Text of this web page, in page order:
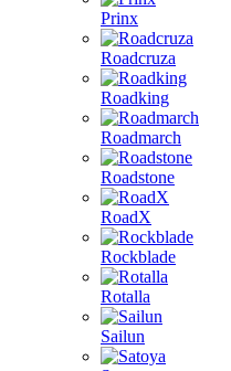
Prinx
Roadcruza
Roadking
Roadmarch
Roadstone
RoadX
Rockblade
Rotalla
Sailun